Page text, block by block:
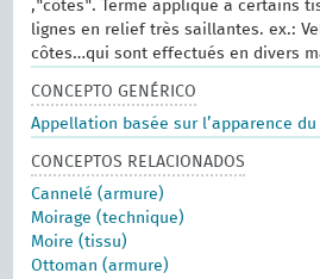
,"côtes". Terme appliqué à certains
lignes en relief très saillantes. ex.:
côtes…qui sont effectués en divers
CONCEPTO GENÉRICO
Appellation basée sur l’apparence
CONCEPTOS RELACIONADOS
Cannelé (armure)
Moirage (technique)
Moire (tissu)
Ottoman (armure)